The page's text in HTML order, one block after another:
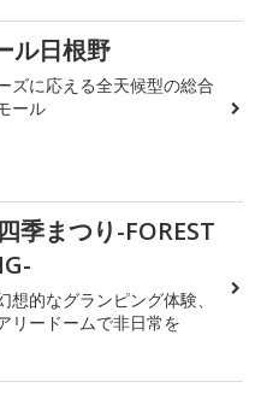
ル日根野
ズに応える全天候型の総合
ール
季まつり-FOREST
想的なグランピング体験、
リードームで非日常を